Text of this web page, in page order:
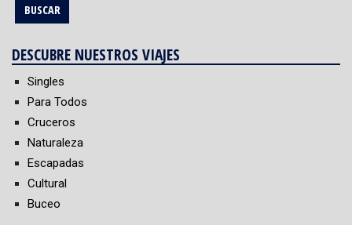
DESCUBRE NUESTROS VIAJES
Singles
Para Todos
Cruceros
Naturaleza
Escapadas
Cultural
Buceo